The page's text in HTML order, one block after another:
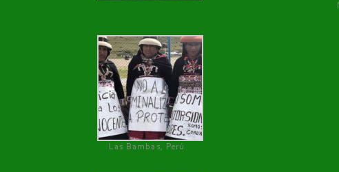
Las Bambas, Perú